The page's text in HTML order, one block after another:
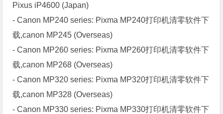
Pixus iP4600 (Japan)
- Canon MP240 series: Pixma MP240打印机清零软件下
载,canon MP245 (Overseas)
- Canon MP260 series: Pixma MP260打印机清零软件下
载,canon MP268 (Overseas)
- Canon MP320 series: Pixma MP320打印机清零软件下
载,canon MP328 (Overseas)
- Canon MP330 series: Pixma MP330打印机清零软件下